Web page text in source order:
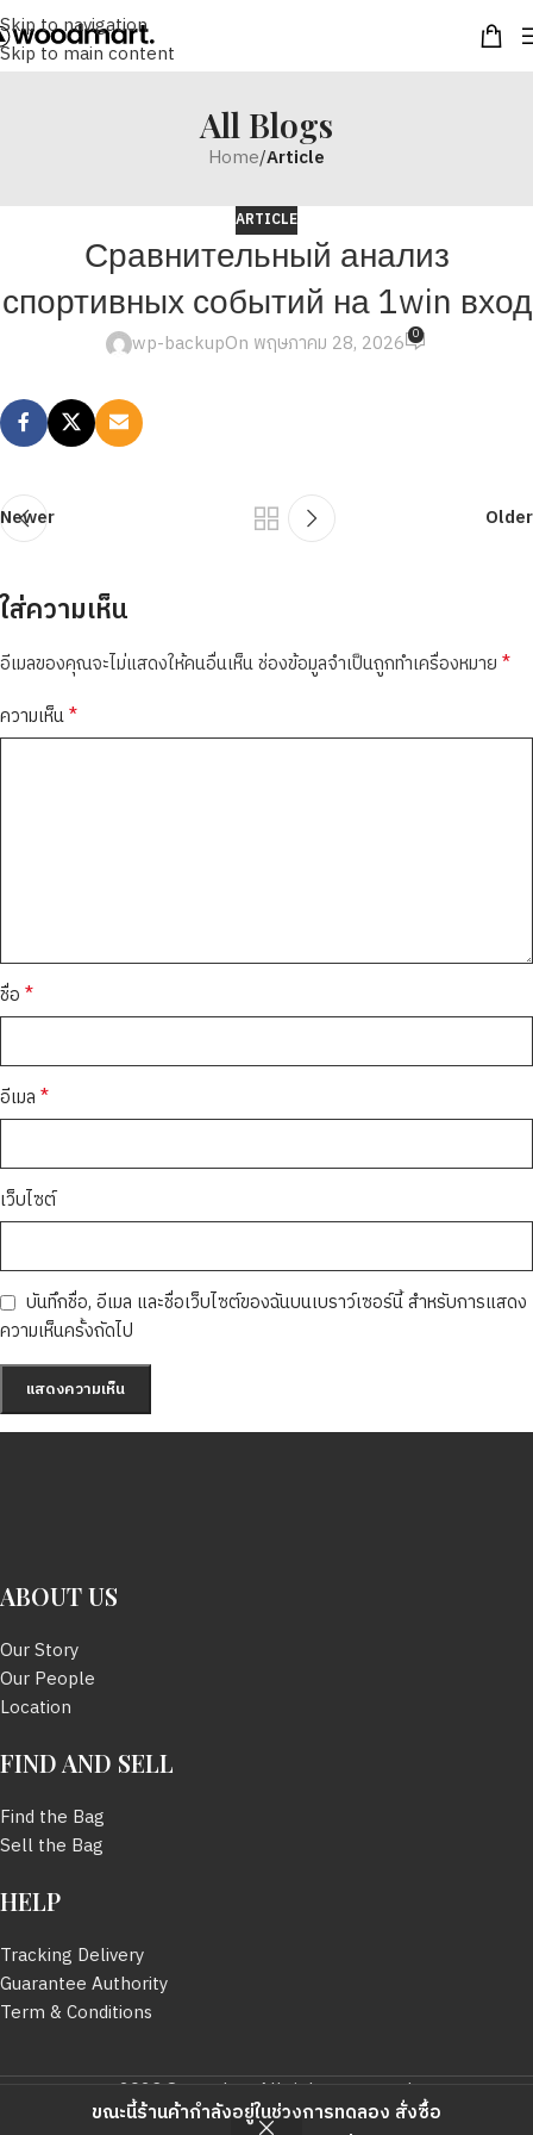
ขณะนี้ร้านค้ากำลังอยู่ในช่วงการทดลอง สั่งซื้อ
Skip to navigation
Skip to main content
All Blogs
Home/Article
ARTICLE
Сравнительный анализ
спортивных событий на 1win вход
wp-backupOn พฤษภาคม 28, 2026 0
Newer Older
ใส่ความเห็น
อีเมลของคุณจะไม่แสดงให้คนอื่นเห็นช่องข้อมูลจำเป็นถูกทำเครื่องหมาย *
ความเห็น*
ชื่อ *
อีเมล *
เว็บไซต์
บันทึกชื่อ, อีเมล และชื่อเว็บไซต์ของฉันบนเบราว์เซอร์นี้ สำหรับการแสดง
ความเห็นครั้งถัดไป
ABOUT US
Our Story
Our People
Location
FIND AND SELL
Find the Bag
Sell the Bag
HELP
Tracking Delivery
Guarantee Authority
Term & Conditions
2023 Sevendayy All rights reserved.